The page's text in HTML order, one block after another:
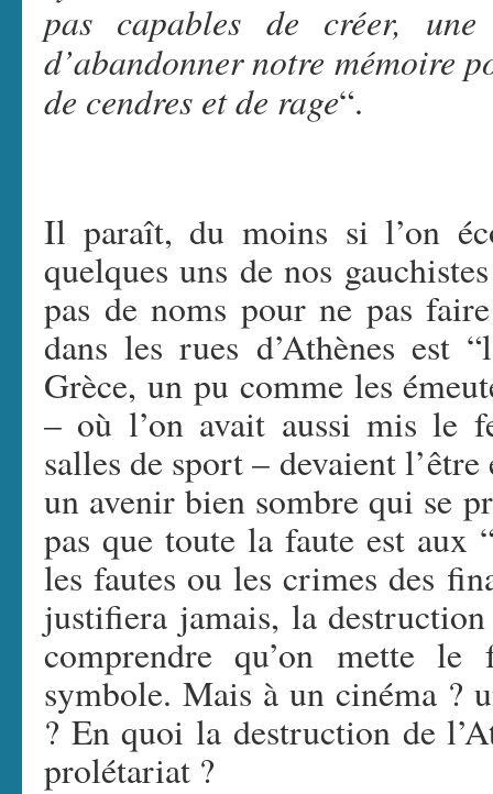
pas capables de créer,
d’abandonner notre mémoire
de cendres et de rage“.
Il paraît, du moins si l’on
quelques uns de nos
pas de noms pour ne pas
dans les rues d’Athènes est
Grèce, un pu comme les
– où l’on avait aussi mis le
salles de sport – devaient l’être
un avenir bien sombre qui se
pas que toute la faute est aux
les fautes ou les crimes des
justifiera jamais, la
comprendre qu’on mette
symbole. Mais à un cinéma ?
? En quoi la destruction de
prolétariat ?